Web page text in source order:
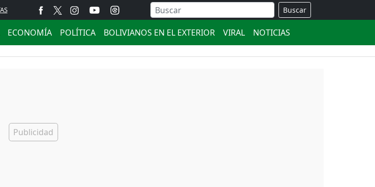
Buscar
ECONOMÍA POLÍTICA BOLIVIANOS EN EL EXTERIOR VIRAL NOTICIAS